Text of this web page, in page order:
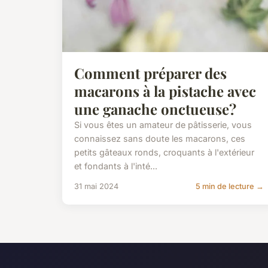
Comment préparer des
macarons à la pistache avec
une ganache onctueuse?
Si vous êtes un amateur de pâtisserie, vous
connaissez sans doute les macarons, ces
petits gâteaux ronds, croquants à l'extérieur
et fondants à l'inté...
31 mai 2024 5 min de lecture →